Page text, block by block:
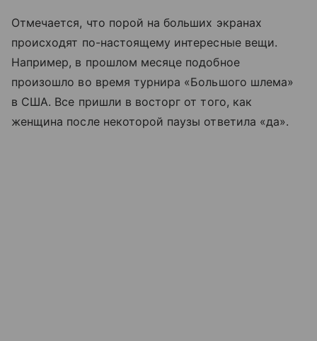
Отмечается, что порой на больших экранах
происходят по-настоящему интересные вещи.
Например, в прошлом месяце подобное
произошло во время турнира «Большого шлема»
в США. Все пришли в восторг от того, как
женщина после некоторой паузы ответила «да».